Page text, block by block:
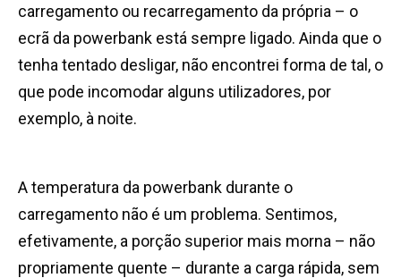
carregamento ou recarregamento da própria – o
ecrã da powerbank está sempre ligado. Ainda que o
tenha tentado desligar, não encontrei forma de tal, o
que pode incomodar alguns utilizadores, por
exemplo, à noite.
A temperatura da powerbank durante o
carregamento não é um problema. Sentimos,
efetivamente, a porção superior mais morna – não
propriamente quente – durante a carga rápida, sem